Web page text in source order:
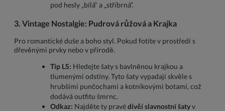
pod hesly „bílá“ a „stříbrná“.
3. Vintage Nostalgie: Pudrová růžová a Krajka
Pro romantické duše a boho styl. Pokud fotíte v prostředí s
dřevěnými prvky nebo v přírodě.
Tip LS: Hledejte šaty s bavlněnou krajkou a
tlumenými odstíny. Tyto šaty vypadají skvěle s
hrubšími punčochami a kotníkovými botami, což
dodává outfitu šmrnc.
Odkaz: Najděte ty pravédívčí slavnostní šatyv